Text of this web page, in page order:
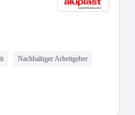
Nachhaltiger Arbeitgeber